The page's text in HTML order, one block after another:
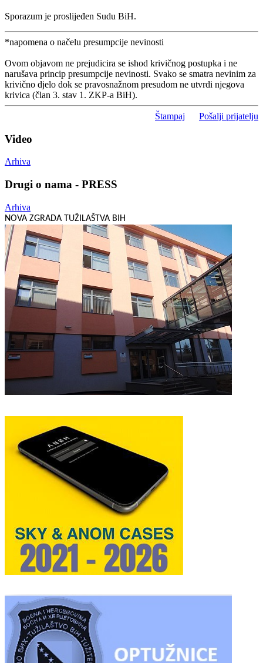
Sporazum je proslijeđen Sudu BiH.
*napomena o načelu presumpcije nevinosti
Ovom objavom ne prejudicira se ishod krivičnog postupka i ne
narušava princip presumpcije nevinosti. Svako se smatra nevinim za
krivično djelo dok se pravosnažnom presudom ne utvrdi njegova
krivica (član 3. stav 1. ZKP-a BiH).
Štampaj Pošalji prijatelju
Video
Arhiva
Drugi o nama - PRESS
Arhiva
NOVA ZGRADA TUŽILAŠTVA BIH